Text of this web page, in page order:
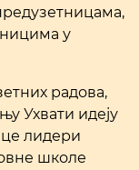
у
радова,
Ухвати идеју
лидери
школе